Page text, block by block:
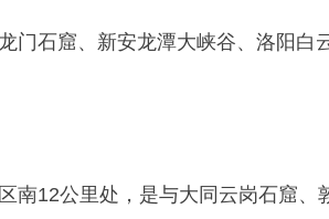
门石窟、新安龙潭大峡谷、洛阳白
南12公里处，是与大同云岗石窟、